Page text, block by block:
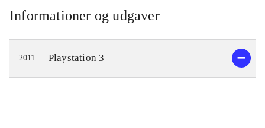
kende historien eller karakterene fra
forgængeren for at kunne følge
historien i spillet. Man spiller en ung
alkymist, Totori, der søger efter sin
forsvundne mor. Undervejs skal man
Informationer og udgaver
2011 Playstation 3